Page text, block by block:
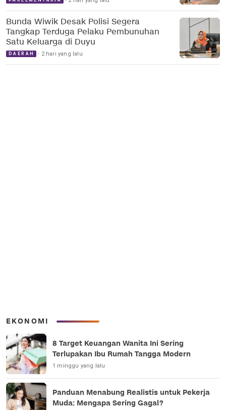
Bunda Wiwik Desak Polisi Segera
Tangkap Terduga Pelaku Pembunuhan
Satu Keluarga di Duyu
DAERAH 2 hari yang lalu
EKONOMI
8 Target Keuangan Wanita Ini Sering
Terlupakan Ibu Rumah Tangga Modern
1 minggu yang lalu
Panduan Menabung Realistis untuk Pekerja
Muda: Mengapa Sering Gagal?